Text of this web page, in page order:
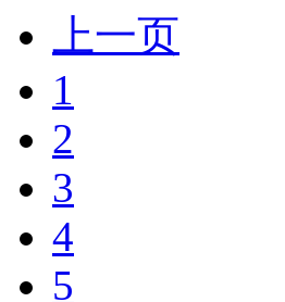
上一页
1
2
3
4
5